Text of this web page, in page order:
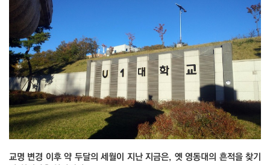
교명 변경 이후 약 두달의 세월이 지난 지금은, 옛 영동대의 흔적을 찾기